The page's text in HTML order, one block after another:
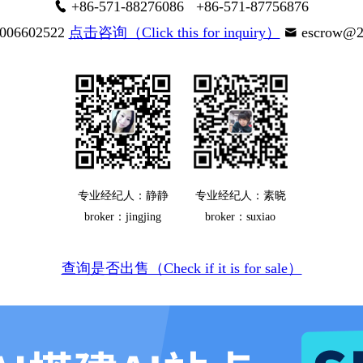
+86-571-88276086 +86-571-87756876
点击咨询（Click this for inquiry）
专业经纪人：静静
broker：jingjing
专业经纪人：素晓
broker：suxiao
查询是否出售（Check if it is for sale）